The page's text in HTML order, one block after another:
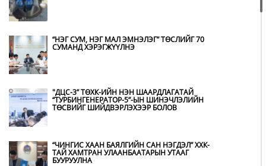
“НЭГ СУМ, НЭГ МАЛ ЭМНЭЛЭГ” ТӨСЛИЙГ 70
СУМАНД ХЭРЭГЖҮҮЛНЭ
"ДЦС-3” ТӨХК-ИЙН НЭН ШААРДЛАГАТАЙ
“ТУРБИНГЕНЕРАТОР-5”-ЫН ШИНЭЧЛЭЛИЙН
ТӨСВИЙГ ШИЙДВЭРЛЭХЭЭР БОЛОВ
“ЧИНГИС ХААН БАЯЛГИЙН САН НЭГДЭЛ” ХХК-
ТАЙ ХАМТРАН УЛААНБААТАРЫН УТААГ
БУУРУУЛНА